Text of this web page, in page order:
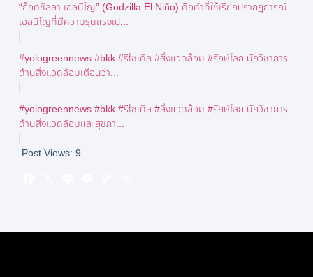
“ก็อดซิลลา เอลนีโญ” (Godzilla El Niño) คือคำที่ใช้เรียกปรากฏการณ์
เอลนีโญที่มีความรุนแรงเป...
#yologreennews #bkk #รีไซเคิล #สิ่งแวดล้อม #รักษ์โลก นักวิชาการ
ด้านสิ่งแวดล้อมเตือนว่า...
#yologreennews #bkk #รีไซเคิล #สิ่งแวดล้อม #รักษ์โลก นักวิชาการ
ด้านสิ่งแวดล้อมและสุขภา...
Post Views: 9